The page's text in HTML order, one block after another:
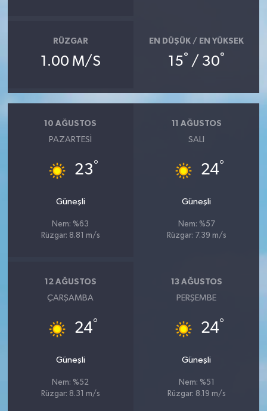
RÜZGAR
1.00 M/S
EN DÜŞÜK / EN YÜKSEK
15° / 30°
10 AĞUSTOS
PAZARTESI
23°
Güneşli
Nem: %63
Rüzgar: 8.81 m/s
11 AĞUSTOS
SALI
24°
Güneşli
Nem: %57
Rüzgar: 7.39 m/s
12 AĞUSTOS
ÇARŞAMBA
24°
Güneşli
Nem: %52
Rüzgar: 8.31 m/s
13 AĞUSTOS
PERŞEMBE
24°
Güneşli
Nem: %51
Rüzgar: 8.19 m/s